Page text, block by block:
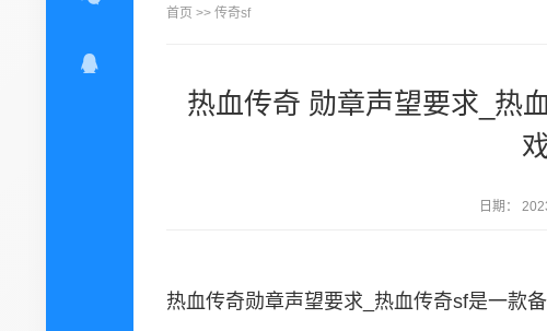
首页 >> 传奇sf
热血传奇 勋章声望要求_热
日期：
热血传奇勋章声望要求_热血传奇sf是一款